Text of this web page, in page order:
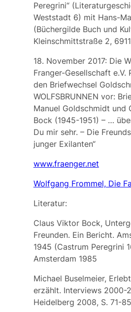
Peregrini“
Weststadt 6) mit Hans-
(Büchergilde Buch und
Kleinschmittstraße 2,
18. November 2017: Die
Franger-Gesellschaft e.V.
den Briefwechsel
WOLFSBRUNNEN vor:
Manuel Goldschmidt und
Bock (1945-1951) – …
Du mir sehr. – Die
junger Exilanten“
www.fraenger.net
Wolfgang Frommel, Die
Literatur:
Claus Viktor Bock,
Freunden. Ein Bericht.
1945 (Castrum Peregrini
Amsterdam 1985
Michael Buselmeier,
erzählt. Interviews 2000-
Heidelberg 2008, S. 71-85